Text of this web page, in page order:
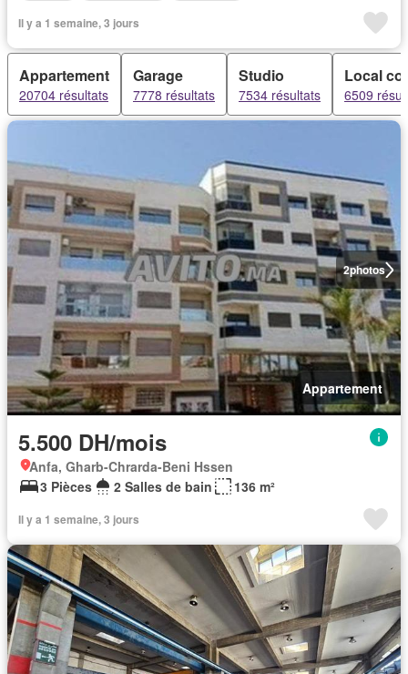
Il y a 1 semaine, 3 jours
Appartement
20704 résultats
Garage
7778 résultats
Studio
7534 résultats
Local
6509
2photos
Appartement
5.500 DH/mois
Anfa, Gharb-Chrarda-Beni Hssen
3 Pièces
2 Salles de bain 136 m²
Il y a 1 semaine, 3 jours